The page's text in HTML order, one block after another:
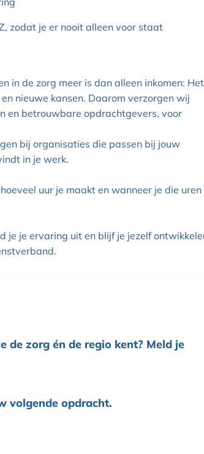
zodat je er nooit alleen voor staat
in de zorg meer is dan alleen inkomen:
nieuwe kansen. Daarom verzorgen wij
en betrouwbare opdrachtgevers, voor
bij organisaties die passen bij jouw
in je werk.
uur je maakt en wanneer je die uren
je je ervaring uit en blijf je jezelf
de zorg én de regio kent? Meld je
volgende opdracht.